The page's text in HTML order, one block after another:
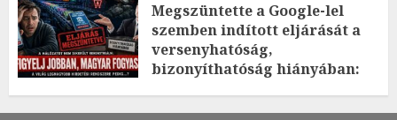
Megszüntette a Google-lel
szemben indított eljárását a
versenyhatóság,
bizonyíthatóság hiányában:
2026.JÚLIUS.23. CSÜTÖRTÖK.
0